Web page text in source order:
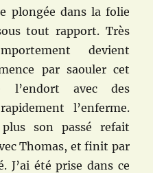
plongée dans la folie
tout rapport. Très
devient
par saouler cet
l’endort avec des
l’enferme.
son passé refait
Thomas, et finit par
J’ai été prise dans ce